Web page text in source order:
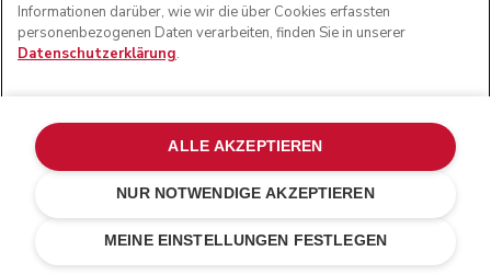
€ 149,25 Kosten einsparen€ 49,75
Informationen darüber, wie wir die über Cookies erfassten
personenbezogenen Daten verarbeiten, finden Sie in unserer
Datenschutzerklärung.
MEINE EINSTELLUNGEN FESTLEGEN
NUR NOTWENDIGE AKZEPTIEREN
ALLE AKZEPTIEREN